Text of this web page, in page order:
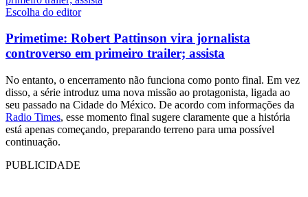
Escolha do editor
Primetime: Robert Pattinson vira jornalista
controverso em primeiro trailer; assista
No entanto, o encerramento não funciona como ponto final. Em vez
disso, a série introduz uma nova missão ao protagonista, ligada ao
seu passado na Cidade do México. De acordo com informações da
Radio Times, esse momento final sugere claramente que a história
está apenas começando, preparando terreno para uma possível
continuação.
PUBLICIDADE